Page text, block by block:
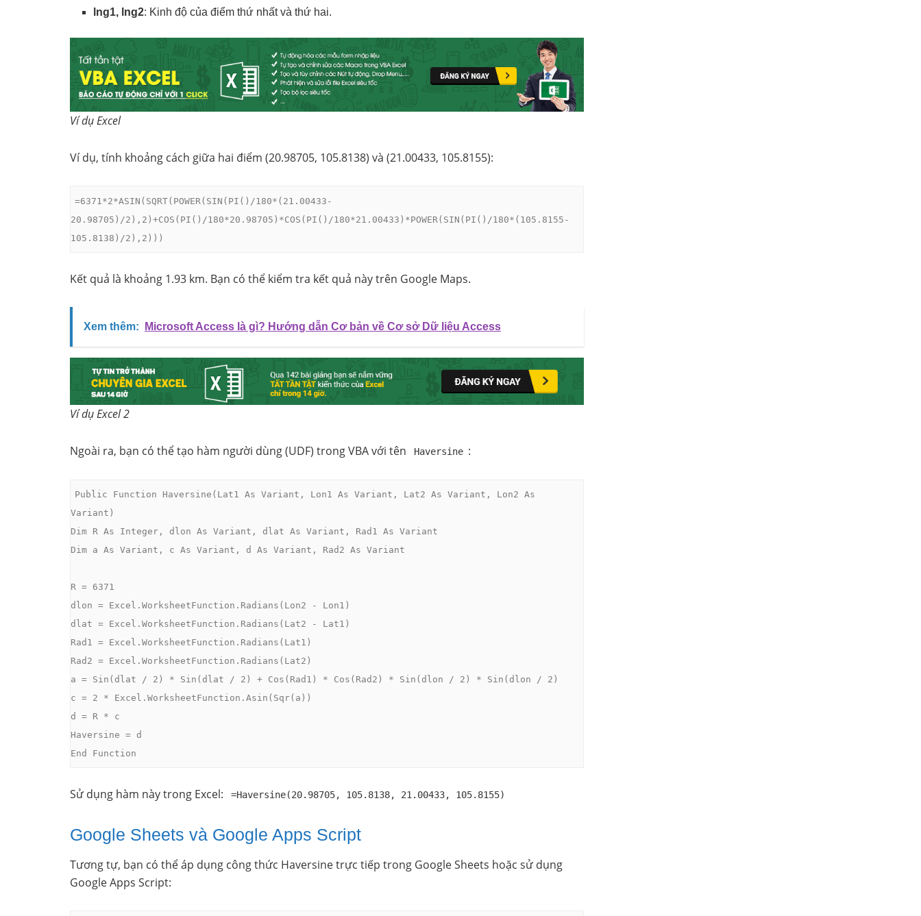
lng1, lng2: Kinh độ của điểm thứ nhất và thứ hai.
Ví dụ Excel
Ví dụ, tính khoảng cách giữa hai điểm (20.98705, 105.8138) và (21.00433, 105.8155):
=6371*2*ASIN(SQRT(POWER(SIN(PI()/180*(21.00433-
20.98705)/2),2)+COS(PI()/180*20.98705)*COS(PI()/180*21.00433)*POWER(SIN(PI()/180*(105.8155-
105.8138)/2),2)))
Kết quả là khoảng 1.93 km. Bạn có thể kiểm tra kết quả này trên Google Maps.
Xem thêm: Microsoft Access là gì? Hướng dẫn Cơ bản về Cơ sở Dữ liệu Access
Ví dụ Excel 2
Ngoài ra, bạn có thể tạo hàm người dùng (UDF) trong VBA với tên Haversine :
Public Function Haversine(Lat1 As Variant, Lon1 As Variant, Lat2 As Variant, Lon2 As
Variant)
Dim R As Integer, dlon As Variant, dlat As Variant, Rad1 As Variant
Dim a As Variant, c As Variant, d As Variant, Rad2 As Variant
R = 6371
dlon = Excel.WorksheetFunction.Radians(Lon2 - Lon1)
dlat = Excel.WorksheetFunction.Radians(Lat2 - Lat1)
Rad1 = Excel.WorksheetFunction.Radians(Lat1)
Rad2 = Excel.WorksheetFunction.Radians(Lat2)
a = Sin(dlat / 2) * Sin(dlat / 2) + Cos(Rad1) * Cos(Rad2) * Sin(dlon / 2) * Sin(dlon / 2)
c = 2 * Excel.WorksheetFunction.Asin(Sqr(a))
d = R * c
Haversine = d
End Function
Sử dụng hàm này trong Excel: =Haversine(20.98705, 105.8138, 21.00433, 105.8155)
Google Sheets và Google Apps Script
Tương tự, bạn có thể áp dụng công thức Haversine trực tiếp trong Google Sheets hoặc sử dụng
Google Apps Script: